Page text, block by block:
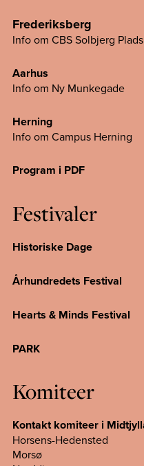
Frederiksberg
Info om CBS Solbjerg Plads
Aarhus
Info om Ny Munkegade
Herning
Info om Campus Herning
Program i PDF
Festivaler
Historiske Dage
Århundredets Festival
Hearts & Minds Festival
PARK
Komiteer
Kontakt komiteer i
Horsens-Hedensted
Morsø